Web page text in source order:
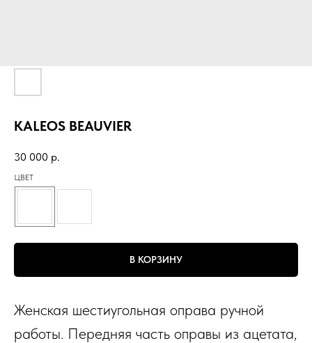
KALEOS BEAUVIER
30 000 р.
ЦВЕТ
В КОРЗИНУ
Женская шестиугольная оправа ручной
работы. Передняя часть оправы из ацетата,